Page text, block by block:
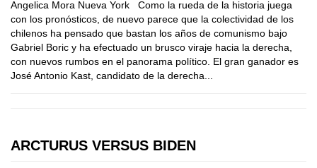
Angelica Mora Nueva York Como la rueda de la historia juega
con los pronósticos, de nuevo parece que la colectividad de los
chilenos ha pensado que bastan los años de comunismo bajo
Gabriel Boric y ha efectuado un brusco viraje hacia la derecha,
con nuevos rumbos en el panorama político. El gran ganador es
José Antonio Kast, candidato de la derecha...
ARCTURUS VERSUS BIDEN